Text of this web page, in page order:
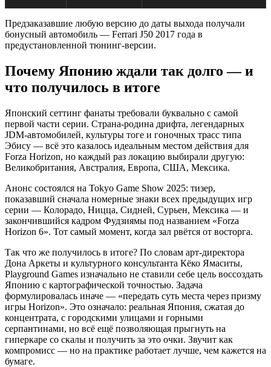
Предзаказавшие любую версию до даты выхода получали
бонусный автомобиль — Ferrari J50 2017 года в
предустановленной тюнинг-версии.
Почему Японию ждали так долго — и
что получилось в итоге
Японский сеттинг фанаты требовали буквально с самой
первой части серии. Страна-родина дрифта, легендарных
JDM-автомобилей, культуры тоге и гоночных трасс типа
Эбису — всё это казалось идеальным местом действия для
Forza Horizon, но каждый раз локацию выбирали другую:
Великобритания, Австралия, Европа, США, Мексика.
Анонс состоялся на Tokyo Game Show 2025: тизер,
показавший сначала номерные знаки всех предыдущих игр
серии — Колорадо, Ницца, Сидней, Сурьен, Мексика — и
закончившийся кадром Фудзиямы под названием «Forza
Horizon 6». Тот самый момент, когда зал рвётся от восторга.
Так что же получилось в итоге? По словам арт-директора
Дона Аркеты и культурного консультанта Кёко Ямаситы,
Playground Games изначально не ставили себе цель воссоздать
Японию с картографической точностью. Задача
формулировалась иначе — «передать суть места через призму
игры Horizon». Это означало: реальная Япония, сжатая до
концентрата, с городскими улицами и горными
серпантинами, но всё ещё позволяющая прыгнуть на
гиперкаре со скалы и получить за это очки. Звучит как
компромисс — но на практике работает лучше, чем кажется на
бумаге.